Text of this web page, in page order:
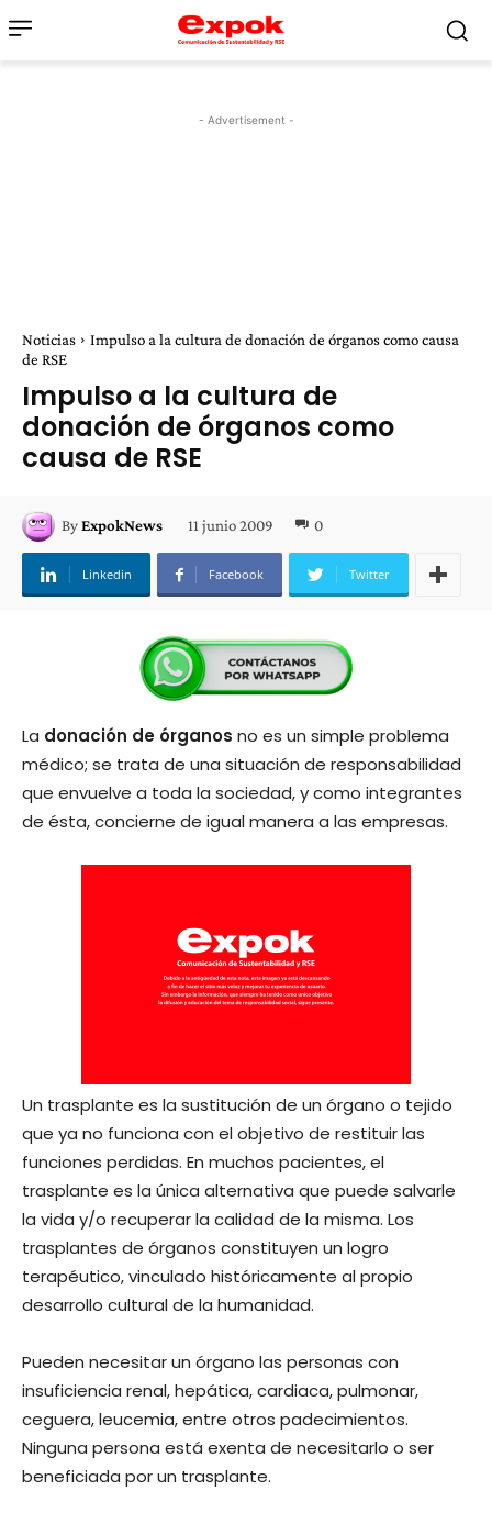
- Advertisement -
Noticias
Impulso a la cultura de donación de órganos como causa
de RSE
Impulso a la cultura de
donación de órganos como
causa de RSE
ByExpokNews 11 junio 2009 0
Linkedin Facebook Twitter
La donación de órganos no es un simple problema
médico; se trata de una situación de responsabilidad
que envuelve a toda la sociedad, y como integrantes
de ésta, concierne de igual manera a las empresas.
Un trasplante es la sustitución de un órgano o tejido
que ya no funciona con el objetivo de restituir las
funciones perdidas. En muchos pacientes, el
trasplante es la única alternativa que puede salvarle
la vida y/o recuperar la calidad de la misma. Los
trasplantes de órganos constituyen un logro
terapéutico, vinculado históricamente al propio
desarrollo cultural de la humanidad.
Pueden necesitar un órgano las personas con
insuficiencia renal, hepática, cardiaca, pulmonar,
ceguera, leucemia, entre otros padecimientos.
Ninguna persona está exenta de necesitarlo o ser
beneficiada por un trasplante.